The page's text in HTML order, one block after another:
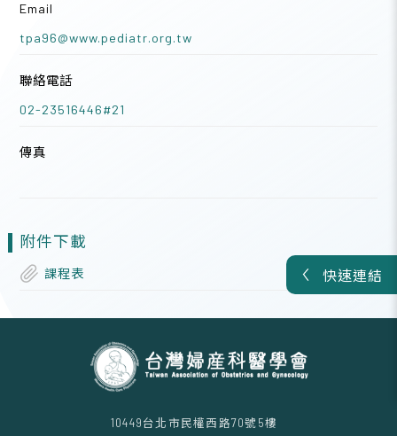
快速連結
Email
tpa96@www.pediatr.org.tw
聯絡電話
02-23516446#21
傳真
附件下載
課程表
10449台北市民權西路70號5樓